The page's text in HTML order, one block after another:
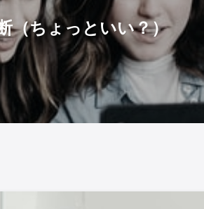
（ちょっといい？）